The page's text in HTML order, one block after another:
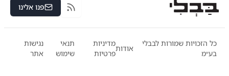
RSS פנו אלינו
כל הזכויות שמורות לבבלי
בע״מ
אודות
מדיניות
פרטיות
תנאי
שימוש
נגישות
אתר